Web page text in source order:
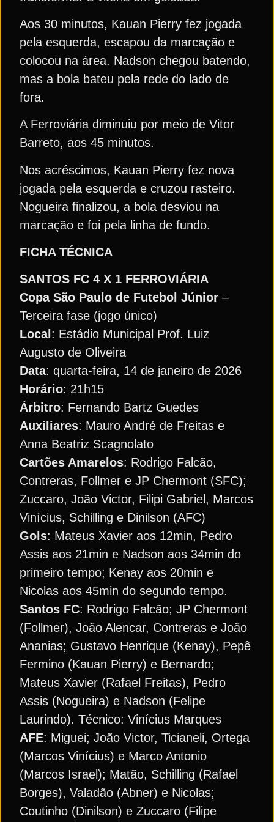
Aos 30 minutos, Kauan Pierry fez jogada
pela esquerda, escapou da marcação e
colocou na área. Nadson chegou batendo,
mas a bola bateu pela rede do lado de
fora.
A Ferroviária diminuiu por meio de Vitor
Barreto, aos 45 minutos.
Nos acréscimos, Kauan Pierry fez nova
jogada pela esquerda e cruzou rasteiro.
Nogueira finalizou, a bola desviou na
marcação e foi pela linha de fundo.
FICHA TÉCNICA
SANTOS FC 4 X 1 FERROVIÁRIA
Copa São Paulo de Futebol Júnior –
Terceira fase (jogo único)
Local : Estádio Municipal Prof. Luiz
Augusto de Oliveira
Data: quarta-feira, 14 de janeiro de 2026
Horário: 21h15
Árbitro: Fernando Bartz Guedes
Auxiliares: Mauro André de Freitas e
Anna Beatriz Scagnolato
Cartões Amarelos: Rodrigo Falcão,
Contreras, Follmer e JP Chermont (SFC);
Zuccaro, João Victor, Filipi Gabriel, Marcos
Vinícius, Schilling e Dinilson (AFC)
Gols: Mateus Xavier aos 12min, Pedro
Assis aos 21min e Nadson aos 34min do
primeiro tempo; Kenay aos 20min e
Nicolas aos 45min do segundo tempo.
Santos FC: Rodrigo Falcão; JP Chermont
(Follmer), João Alencar, Contreras e João
Ananias; Gustavo Henrique (Kenay), Pepê
Fermino (Kauan Pierry) e Bernardo;
Mateus Xavier (Rafael Freitas), Pedro
Assis (Nogueira) e Nadson (Felipe
Laurindo). Técnico: Vinícius Marques
AFE: Miguei; João Victor, Ticianeli, Ortega
(Marcos Vinícius) e Marco Antonio
(Marcos Israel); Matão, Schilling (Rafael
Borges), Valadão (Abner) e Nicolas;
Coutinho (Dinilson) e Zuccaro (Filipe